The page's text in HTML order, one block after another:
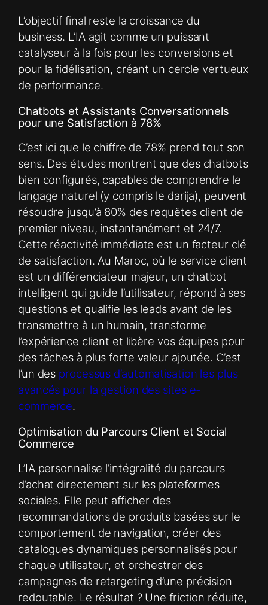
L’objectif final reste la croissance du
business. L’IA agit comme un puissant
catalyseur à la fois pour les conversions et
pour la fidélisation, créant un cercle vertueux
de performance.
Chatbots et Assistants Conversationnels
pour une Satisfaction à 78%
C’est ici que le chiffre de 78% prend tout son
sens. Des études montrent que des chatbots
bien configurés, capables de comprendre le
langage naturel (y compris le darija), peuvent
résoudre jusqu’à 80% des requêtes client de
premier niveau, instantanément et 24/7.
Cette réactivité immédiate est un facteur clé
de satisfaction. Au Maroc, où le service client
est un différenciateur majeur, un chatbot
intelligent qui guide l’utilisateur, répond à ses
questions et qualifie les leads avant de les
transmettre à un humain, transforme
l’expérience client et libère vos équipes pour
des tâches à plus forte valeur ajoutée. C’est
l’un des processus d’automatisation les plus
avancés pour la gestion des sites e-
commerce.
Optimisation du Parcours Client et Social
Commerce
L’IA personnalise l’intégralité du parcours
d’achat directement sur les plateformes
sociales. Elle peut afficher des
recommandations de produits basées sur le
comportement de navigation, créer des
catalogues dynamiques personnalisés pour
chaque utilisateur, et orchestrer des
campagnes de retargeting d’une précision
redoutable. Le résultat ? Une friction réduite,